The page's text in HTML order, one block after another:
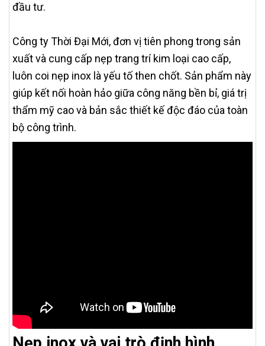
đầu tư.
Công ty Thời Đại Mới, đơn vị tiên phong trong sản
xuất và cung cấp nẹp trang trí kim loại cao cấp,
luôn coi nẹp inox là yếu tố then chốt. Sản phẩm này
giúp kết nối hoàn hảo giữa công năng bền bỉ, giá trị
thẩm mỹ cao và bản sắc thiết kế độc đáo của toàn
bộ công trình.